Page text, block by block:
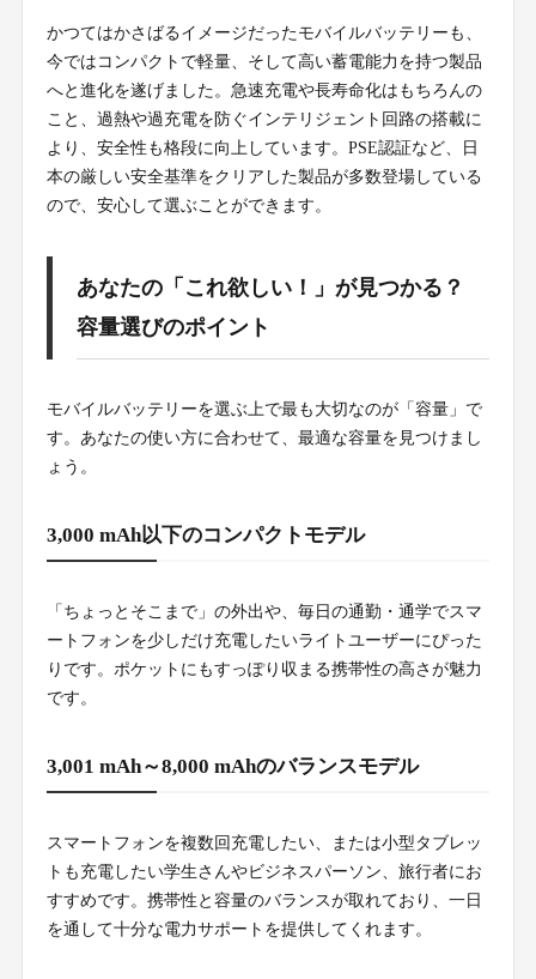
かつてはかさばるイメージだったモバイルバッテリーも、
今ではコンパクトで軽量、そして高い蓄電能力を持つ製品
へと進化を遂げました。急速充電や長寿命化はもちろんの
こと、過熱や過充電を防ぐインテリジェント回路の搭載に
より、安全性も格段に向上しています。PSE認証など、日
本の厳しい安全基準をクリアした製品が多数登場している
ので、安心して選ぶことができます。
あなたの「これ欲しい！」が見つかる？
容量選びのポイント
モバイルバッテリーを選ぶ上で最も大切なのが「容量」で
す。あなたの使い方に合わせて、最適な容量を見つけまし
ょう。
3,000 mAh以下のコンパクトモデル
「ちょっとそこまで」の外出や、毎日の通勤・通学でスマ
ートフォンを少しだけ充電したいライトユーザーにぴった
りです。ポケットにもすっぽり収まる携帯性の高さが魅力
です。
3,001 mAh～8,000 mAhのバランスモデル
スマートフォンを複数回充電したい、または小型タブレッ
トも充電したい学生さんやビジネスパーソン、旅行者にお
すすめです。携帯性と容量のバランスが取れており、一日
を通して十分な電力サポートを提供してくれます。